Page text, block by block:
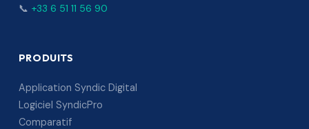
📞 +33 6 51 11 56 90
PRODUITS
Application Syndic Digital
Logiciel SyndicPro
Comparatif